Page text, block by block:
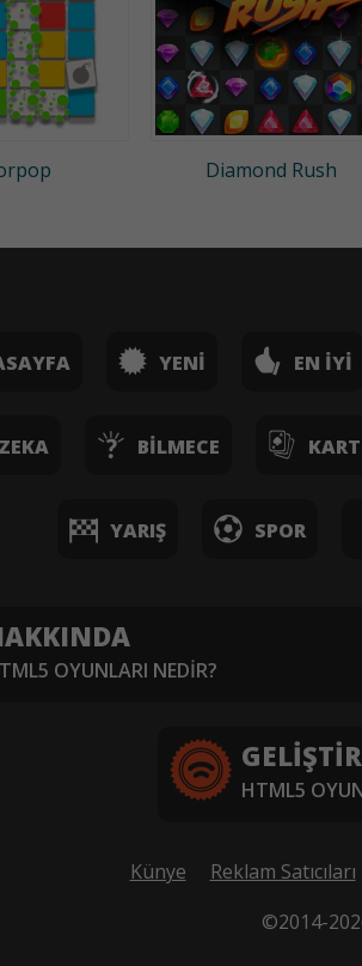
Diamond Rush
YENI EN İYI
ZEKA BILMECE KART
YARIŞ SPOR
OYUNLARI NEDIR?
HTML5
Künye Reklam Satıcıları
©2014-